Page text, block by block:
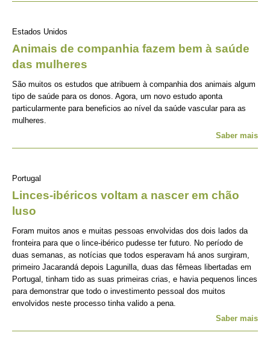
Estados Unidos
Animais de companhia fazem bem à saúde
das mulheres
São muitos os estudos que atribuem à companhia dos animais algum
tipo de saúde para os donos. Agora, um novo estudo aponta
particularmente para beneficios ao nível da saúde vascular para as
mulheres.
Saber mais
Portugal
Linces-ibéricos voltam a nascer em chão
luso
Foram muitos anos e muitas pessoas envolvidas dos dois lados da
fronteira para que o lince-ibérico pudesse ter futuro. No período de
duas semanas, as notícias que todos esperavam há anos surgiram,
primeiro Jacarandá depois Lagunilla, duas das fêmeas libertadas em
Portugal, tinham tido as suas primeiras crias, e havia pequenos linces
para demonstrar que todo o investimento pessoal dos muitos
envolvidos neste processo tinha valido a pena.
Saber mais